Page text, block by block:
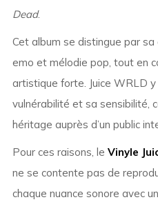
Dead.
Cet album se distingue par
emo et mélodie pop, tout en
artistique forte. Juice WRLD
vulnérabilité et sa sensibilité,
héritage auprès d’un public
Pour ces raisons, le Vinyle
ne se contente pas de
chaque nuance sonore avec